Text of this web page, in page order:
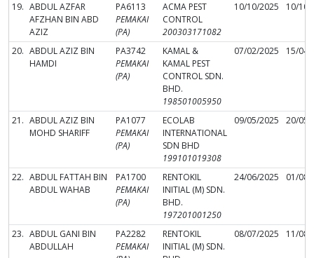
19. ABDUL AZFAR
AFZHAN BIN ABD
AZIZ
PA6113
PEMAKAI
(PA)
ACMA PEST
CONTROL
200303171082
10/10/2025 10/10/
20. ABDUL AZIZ BIN
HAMDI
PA3742
PEMAKAI
(PA)
KAMAL &
KAMAL PEST
CONTROL SDN.
BHD.
198501005950
07/02/2025 15/04/
21. ABDUL AZIZ BIN
MOHD SHARIFF
PA1077
PEMAKAI
(PA)
ECOLAB
INTERNATIONAL
SDN BHD
199101019308
09/05/2025 20/05/
22. ABDUL FATTAH BIN
ABDUL WAHAB
PA1700
PEMAKAI
(PA)
RENTOKIL
INITIAL (M) SDN.
BHD.
197201001250
24/06/2025 01/08/
23. ABDUL GANI BIN
ABDULLAH
PA2282
PEMAKAI
RENTOKIL
INITIAL (M) SDN.
08/07/2025 11/08/